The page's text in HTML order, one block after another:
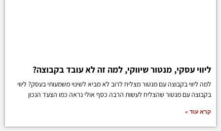
ליווי עסקי, מנטור שיווקי, למה זה לא עובד בקבוצה?
למה ליווי בקבוצה עם מנטור מצליח לרוב לא מביא לשינוי משמעותי בעסק? ליווי
בקבוצה עם מנטור שהצליח לעשות הרבה כסף אולי נראה כמו הצעד הנכון
קרא עוד »